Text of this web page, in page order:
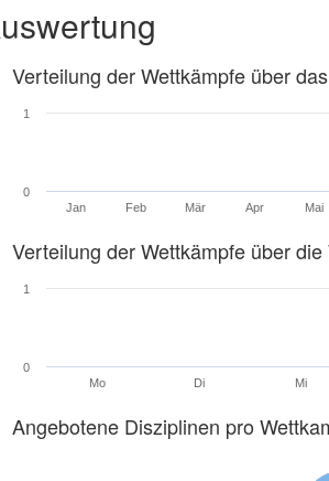
Verteilung der Wettkämpfe über
Jan Feb Mär Apr Mai
0
1
Verteilung der Wettkämpfe über die
Mo Di Mi
0
1
Angebotene Disziplinen pro